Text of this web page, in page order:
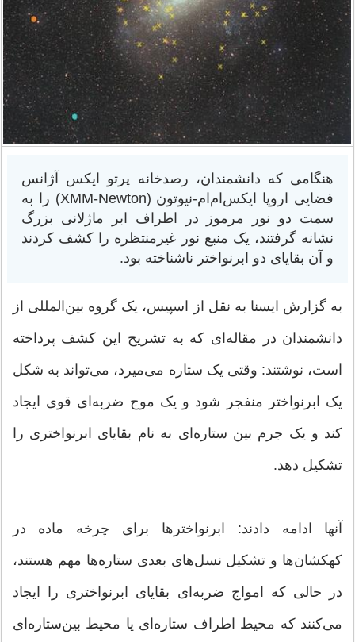
هنگامی که دانشمندان، رصدخانه پرتو ایکس آژانس
فضایی اروپا ایکس‌ام‌ام-نیوتون (XMM-Newton) را به
سمت دو نور مرموز در اطراف ابر ماژلانی بزرگ
نشانه گرفتند، یک منبع نور غیرمنتظره را کشف کردند
و آن بقایای دو ابرنواختر ناشناخته بود.
به گزارش ایسنا به نقل از اسپیس، یک گروه بین‌المللی از
دانشمندان در مقاله‌ای که به تشریح این کشف پرداخته
است، نوشتند: وقتی یک ستاره می‌میرد، می‌تواند به شکل
یک ابرنواختر منفجر شود و یک موج ضربه‌ای قوی ایجاد
کند و یک جرم بین ستاره‌ای به نام بقایای ابرنواختری را
تشکیل دهد.
آنها ادامه دادند: ابرنواخترها برای چرخه ماده در
کهکشان‌ها و تشکیل نسل‌های بعدی ستاره‌ها مهم هستند،
در حالی که امواج ضربه‌ای بقایای ابرنواختری را ایجاد
می‌کنند که محیط اطراف ستاره‌ای یا محیط بین‌ستاره‌ای